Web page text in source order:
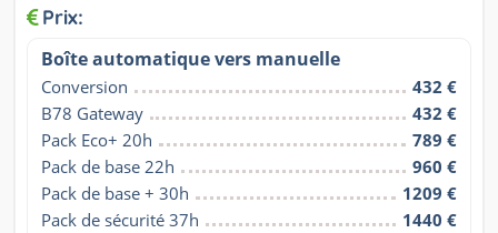
Prix:
Boîte automatique vers manuelle
Conversion
432 €
B78 Gateway
432 €
Pack Eco+ 20h
789 €
Pack de base 22h
960 €
Pack de base + 30h
1209 €
Pack de sécurité 37h
1440 €